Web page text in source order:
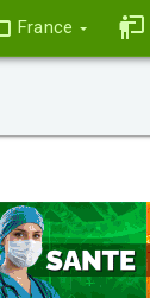
France